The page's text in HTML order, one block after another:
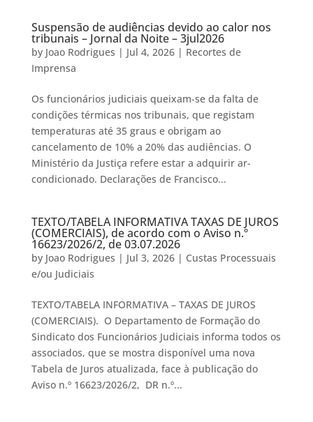
Suspensão de audiências devido ao calor nos
tribunais – Jornal da Noite – 3jul2026
by Joao Rodrigues | Jul 4, 2026| Recortes de
Imprensa
Os funcionários judiciais queixam-se da falta de
condições térmicas nos tribunais, que registam
temperaturas até 35 graus e obrigam ao
cancelamento de 10% a 20% das audiências. O
Ministério da Justiça refere estar a adquirir ar-
condicionado. Declarações de Francisco...
TEXTO/TABELA INFORMATIVA TAXAS DE JUROS
(COMERCIAIS), de acordo com o Aviso n.º
16623/2026/2, de 03.07.2026
by Joao Rodrigues | Jul 3, 2026| Custas Processuais
e/ou Judiciais
TEXTO/TABELA INFORMATIVA – TAXAS DE JUROS
(COMERCIAIS). O Departamento de Formação do
Sindicato dos Funcionários Judiciais informa todos os
associados, que se mostra disponível uma nova
Tabela de Juros atualizada, face à publicação do
Aviso n.º 16623/2026/2, DR n.º...